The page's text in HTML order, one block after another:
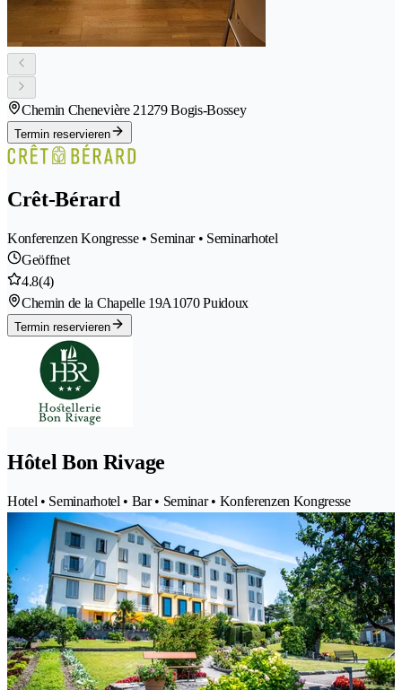
Chemin Chenevière 21279 Bogis-Bossey
Termin reservieren
Crêt-Bérard
Konferenzen Kongresse • Seminar • Seminarhotel
Geöffnet
4.8(4)
Chemin de la Chapelle 19A1070 Puidoux
Termin reservieren
Hôtel Bon Rivage
Hotel • Seminarhotel • Bar • Seminar • Konferenzen Kongresse